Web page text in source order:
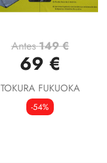
Antes149 €
69 €
TOKURA FUKUOKA
-54%